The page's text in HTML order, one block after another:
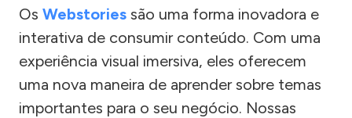
Os Webstories são uma forma inovadora e
interativa de consumir conteúdo. Com uma
experiência visual imersiva, eles oferecem
uma nova maneira de aprender sobre temas
importantes para o seu negócio. Nossas